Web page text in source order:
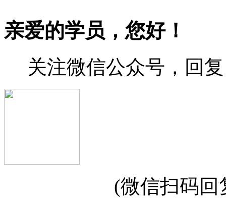
亲爱的学员，您好！
关注微信公众号，回
(微信扫码回